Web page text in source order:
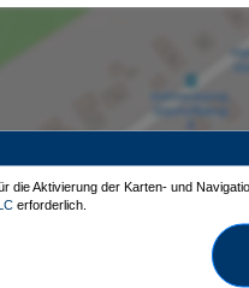
die Aktivierung der Karten- und
erforderlich.